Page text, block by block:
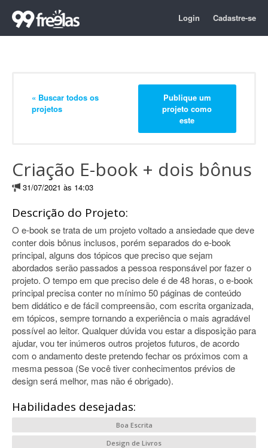
Login Cadastre-se
« Buscar todos os
projetos
Publique um
projeto como
este
Criação E-book + dois bônus
31/07/2021 às 14:03
Descrição do Projeto:
O e-book se trata de um projeto voltado a ansiedade que deve
conter dois bônus inclusos, porém separados do e-book
principal, alguns dos tópicos que preciso que sejam
abordados serão passados a pessoa responsável por fazer o
projeto. O tempo em que preciso dele é de 48 horas, o e-book
principal precisa conter no mínimo 50 páginas de conteúdo
bem didático e de fácil compreensão, com escrita organizada,
em tópicos, sempre tornando a experiência o mais agradável
possível ao leitor. Qualquer dúvida vou estar a disposição para
ajudar, vou ter inúmeros outros projetos futuros, de acordo
com o andamento deste pretendo fechar os próximos com a
mesma pessoa (Se você tiver conhecimentos prévios de
design será melhor, mas não é obrigado).
Habilidades desejadas:
Boa Escrita
Design de Livros